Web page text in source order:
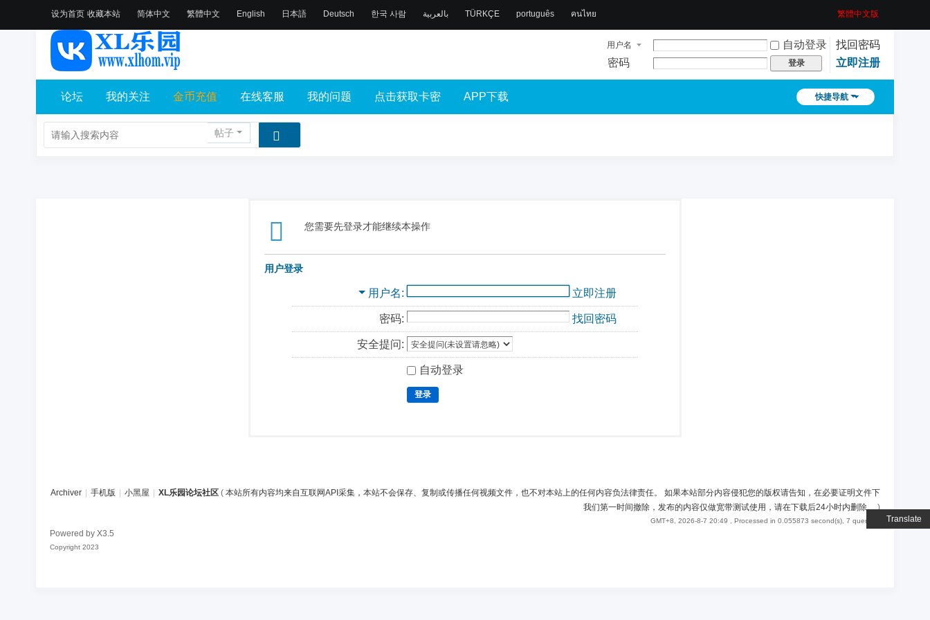
设为首页 收藏本站
Translate
简体中文 繁體中文 English 日本語 Deutsch 한국 사람 بالعربية TÜRKÇE português คนไทย 繁體中文版
用户名 自动登录
找回密码
密码
登录 立即注册
快捷导航
论坛 我的关注 金币充值 在线客服 我的问题 点击获取卡密 APP下载
帖子
您需要先登录才能继续本操作
用户登录
用户名 立即注册
密码: 找回密码
安全提问:
自动登录
登录
Archiver 手机版 小黑屋 XL乐园论坛社区 ( 本站所有内容均来自互联网API采集，本站不会保存、复制或传播任何视频文件，也不对本站上的任何内容负法律责任。 如果本站部分内容侵犯您的版权请告知，在必要证明文件下
我们第一时间撤除，发布的内容仅做宽带测试使用，请在下载后24小时内删除。)
GMT+8, 2026-8-7 20:49 , Processed in 0.055873 second(s), 7 queries .
Powered by X3.5
Copyright 2023